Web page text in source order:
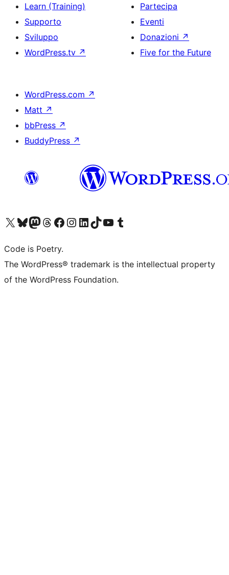
Learn (Training)
Supporto
Sviluppo
WordPress.tv ↗
Partecipa
Eventi
Donazioni ↗
Five for the Future
WordPress.com ↗
Matt ↗
bbPress ↗
BuddyPress ↗
Visita il nostro account X (ex Twitter)
Visita il nostro account Bluesky
Visita il nostro account Mastodon
Visita il nostro account Threads
Visita la nostra pagina Facebook
Visita il nostro account Instagram
Visita il nostro account LinkedIn
Visita il nostro account TikTok
Visita il nostro canale YouTube
Visita il nostro account Tumblr
Code is Poetry.
The WordPress® trademark is the intellectual property
of the WordPress Foundation.